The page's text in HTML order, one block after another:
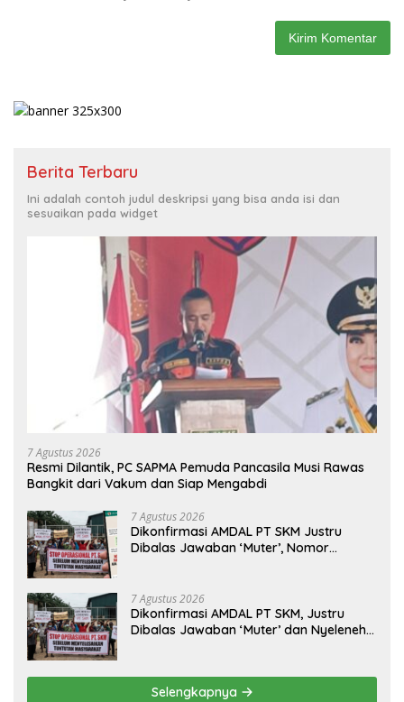
Berita Terbaru
Ini adalah contoh judul deskripsi yang bisa anda isi dan
sesuaikan pada widget
7 Agustus 2026
Resmi Dilantik, PC SAPMA Pemuda Pancasila Musi Rawas
Bangkit dari Vakum dan Siap Mengabdi
7 Agustus 2026
Dikonfirmasi AMDAL PT SKM Justru
Dibalas Jawaban ‘Muter’, Nomor
7 Agustus 2026
Dikonfirmasi AMDAL PT SKM, Justru
Dibalas Jawaban ‘Muter’ dan Nyeleneh
Selengkapnya